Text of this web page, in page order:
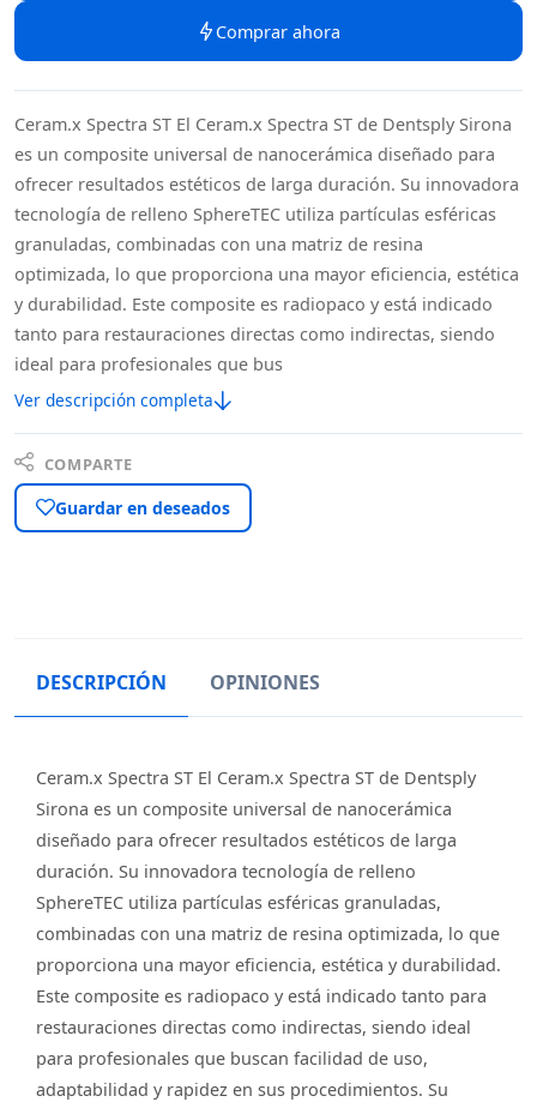
Comprar ahora
Ceram.x Spectra ST El Ceram.x Spectra ST de Dentsply Sirona
es un composite universal de nanocerámica diseñado para
ofrecer resultados estéticos de larga duración. Su innovadora
tecnología de relleno SphereTEC utiliza partículas esféricas
granuladas, combinadas con una matriz de resina
optimizada, lo que proporciona una mayor eficiencia, estética
y durabilidad. Este composite es radiopaco y está indicado
tanto para restauraciones directas como indirectas, siendo
ideal para profesionales que bus
Ver descripción completa
COMPARTE
Guardar en deseados
DESCRIPCIÓN OPINIONES
Ceram.x Spectra ST El Ceram.x Spectra ST de Dentsply
Sirona es un composite universal de nanocerámica
diseñado para ofrecer resultados estéticos de larga
duración. Su innovadora tecnología de relleno
SphereTEC utiliza partículas esféricas granuladas,
combinadas con una matriz de resina optimizada, lo que
proporciona una mayor eficiencia, estética y durabilidad.
Este composite es radiopaco y está indicado tanto para
restauraciones directas como indirectas, siendo ideal
para profesionales que buscan facilidad de uso,
adaptabilidad y rapidez en sus procedimientos. Su